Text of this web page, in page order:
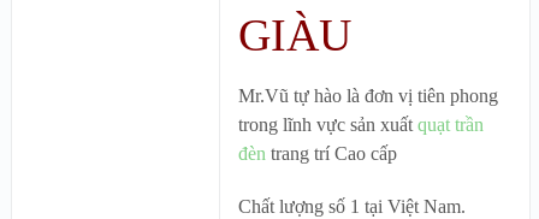
GIÀU
Mr.Vũ tự hào là đơn vị tiên phong
trong lĩnh vực sản xuấtquạt trần
đèn trang trí Cao cấp
Chất lượng số 1 tại Việt Nam.